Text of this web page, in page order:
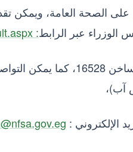
الصحة العامة، ويمكن
الوزراء عبر الرابط: https://www.shakwa.eg/GCP/Default.aspx
آب)،
الإلكتروني :